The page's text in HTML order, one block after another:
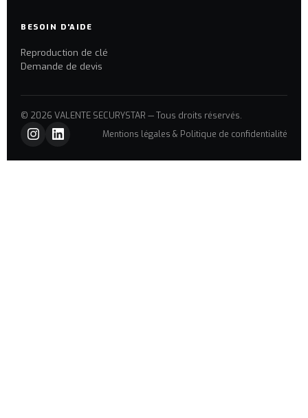
BESOIN D'AIDE
Reproduction de clé
Demande de devis
© 2026 VALENTE SECURYSTAR — Tous droits réservés.
Mentions légales & Politique de confidentialité